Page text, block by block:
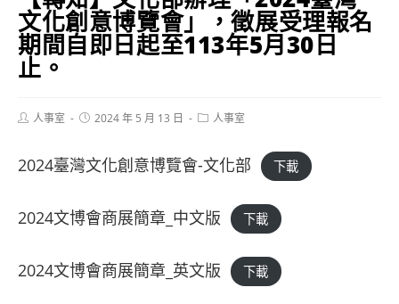
文化創意博覽會」，徵展受理報名
期間自即日起至113年5月30日
止。
Post人事室
Post2024 年 5 月 13 日
Post人事室
2024臺灣文化創意博覽會-文化部 下載
2024文博會商展簡章_中文版 下載
2024文博會商展簡章_英文版 下載